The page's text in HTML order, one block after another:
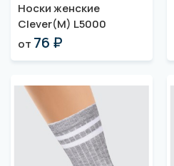
Носки женские
Clever(M) L5000
от 76 ₽